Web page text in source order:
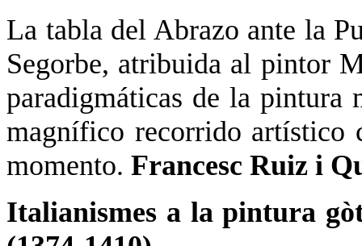
La tabla del Abrazo ante la
Segorbe, atribuida al pintor
paradigmáticas de la pintura
magnífico recorrido artístico
momento. Francesc Ruiz i
Italianismes a la pintura